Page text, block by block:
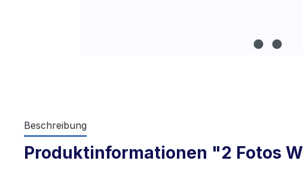
Beschreibung
Produktinformationen "2 Fotos